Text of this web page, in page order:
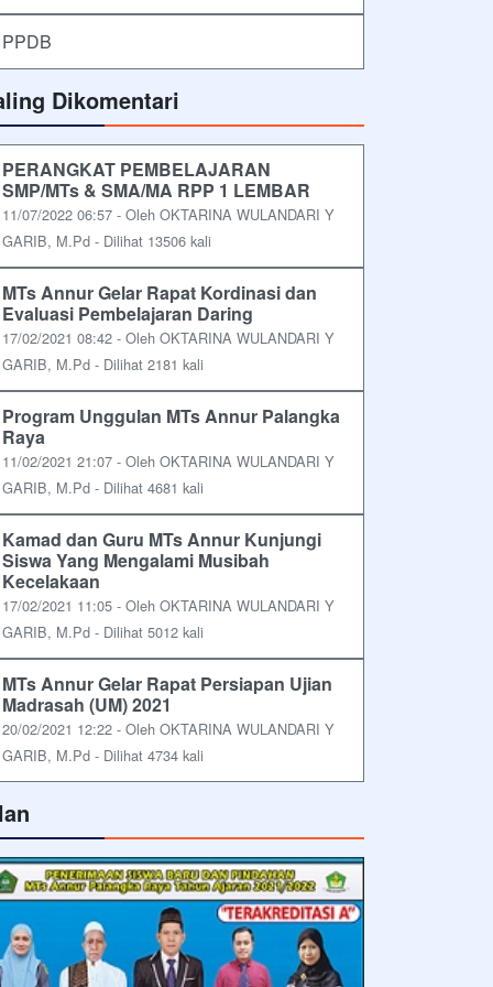
PPDB
Dikomentari
PERANGKAT PEMBELAJARAN
SMP/MTs & SMA/MA RPP 1 LEMBAR
11/07/2022 06:57 - Oleh OKTARINA WULANDARI Y
GARIB, M.Pd - Dilihat 13506 kali
MTs Annur Gelar Rapat Kordinasi dan
Evaluasi Pembelajaran Daring
17/02/2021 08:42 - Oleh OKTARINA WULANDARI Y
GARIB, M.Pd - Dilihat 2181 kali
Program Unggulan MTs Annur Palangka
Raya
11/02/2021 21:07 - Oleh OKTARINA WULANDARI Y
GARIB, M.Pd - Dilihat 4681 kali
Kamad dan Guru MTs Annur Kunjungi
Siswa Yang Mengalami Musibah
Kecelakaan
17/02/2021 11:05 - Oleh OKTARINA WULANDARI Y
GARIB, M.Pd - Dilihat 5012 kali
MTs Annur Gelar Rapat Persiapan Ujian
Madrasah (UM) 2021
20/02/2021 12:22 - Oleh OKTARINA WULANDARI Y
GARIB, M.Pd - Dilihat 4734 kali